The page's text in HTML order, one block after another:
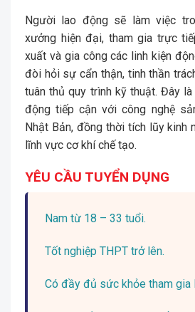
Người lao động sẽ làm việc
xưởng hiện đại, tham gia trực
xuất và gia công các linh kiện
đòi hỏi sự cẩn thận, tinh thần
tuân thủ quy trình kỹ thuật. Đây
động tiếp cận với công nghệ
Nhật Bản, đồng thời tích lũy kinh
lĩnh vực cơ khí chế tạo.
YÊU CẦU TUYỂN DỤNG
Nam từ 18 – 33 tuổi.
Tốt nghiệp THPT trở lên.
Có đầy đủ sức khỏe tham gia